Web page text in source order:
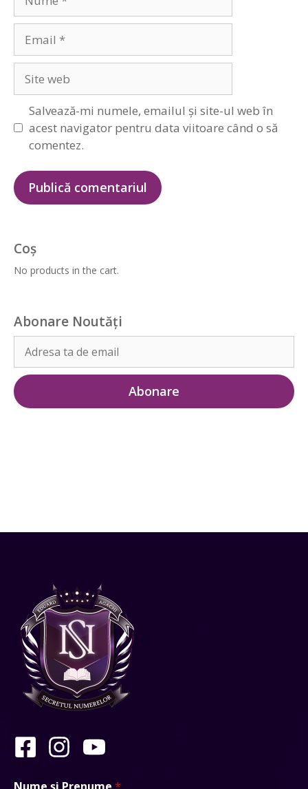
web
Salvează-mi numele, emailul și site-ul web în
acest navigator pentru data viitoare când o să
comentez.
Coș
No products in the cart.
Abonare Noutăți